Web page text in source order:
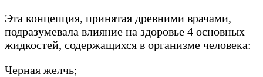
Эта концепция, принятая древними врачами,
подразумевала влияние на здоровье 4 основных
жидкостей, содержащихся в организме человека:
Черная желчь;